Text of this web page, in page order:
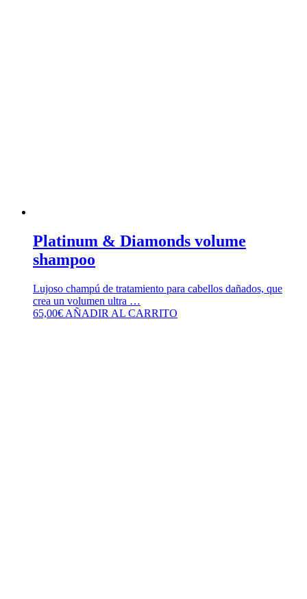
Platinum & Diamonds volume
shampoo
Lujoso champú de tratamiento para cabellos dañados, que
crea un volumen ultra …
65,00€ AÑADIR AL CARRITO